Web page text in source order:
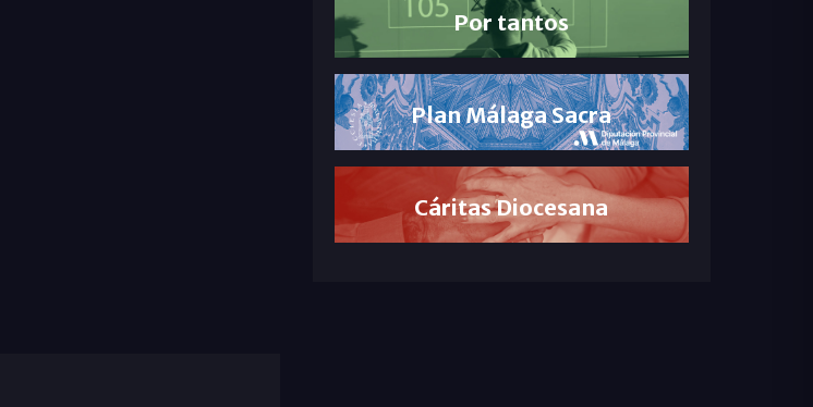
Por tantos
Plan Málaga Sacra
Cáritas Diocesana